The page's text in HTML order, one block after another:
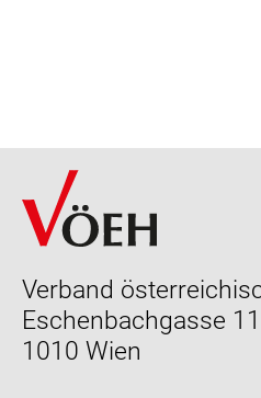
Verband
Eschenbachgasse 11
1010 Wien